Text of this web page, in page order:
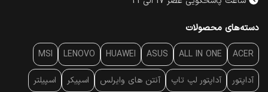
دسته‌های محصولات
ACER
ALL IN ONE
ASUS
HUAWEI
LENOVO
MSI
آداپتور آداپتور لپ تاپ آنتن‌ های وایرلس اسپیکر اسپیلتر